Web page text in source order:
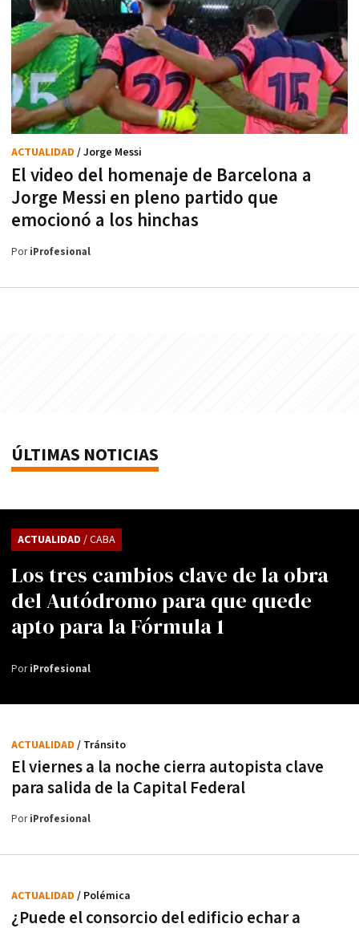
El video del homenaje de Barcelona a
Jorge Messi en pleno partido que
emocionó a los hinchas
ACTUALIDAD / Jorge Messi
PoriProfesional
ÚLTIMAS NOTICIAS
Los tres cambios clave de la obra
del Autódromo para que quede
apto para la Fórmula 1
ACTUALIDAD / CABA
PoriProfesional
El viernes a la noche cierra autopista clave
para salida de la Capital Federal
ACTUALIDAD / Tránsito
PoriProfesional
¿Puede el consorcio del edificio echar a
ACTUALIDAD / Polémica